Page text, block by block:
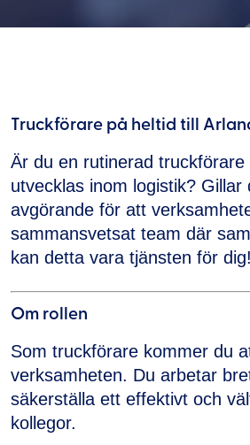
Truckförare på heltid till
Är du en rutinerad
utvecklas inom logistik?
avgörande för att
sammansvetsat team där
kan detta vara tjänsten för dig!
Om rollen
Som truckförare kommer du
verksamheten. Du arbetar
säkerställa ett effektivt och
kollegor.